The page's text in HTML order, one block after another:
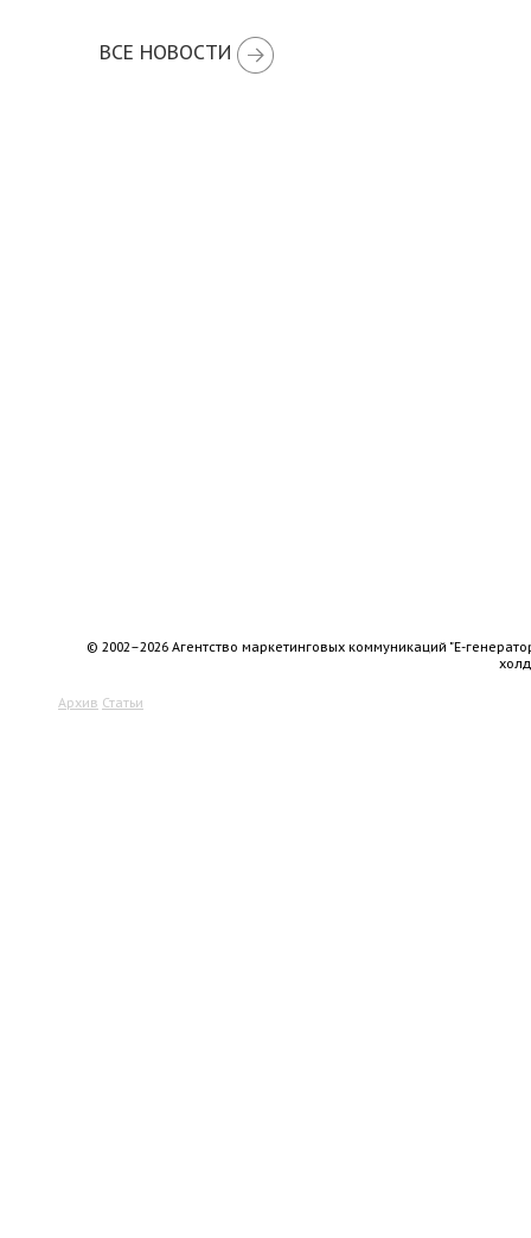
ВСЕ НОВОСТИ
© 2002–2026 Агентство маркетинговых коммуникаций "Е-
Архив Статьи